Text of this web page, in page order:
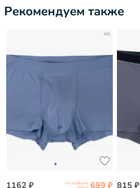
Рекомендуем также
XXL
1162 ₽ по клубной 699 ₽ 815 ₽